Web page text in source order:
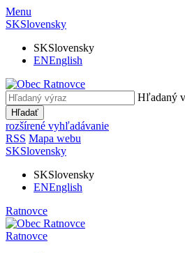
Menu
SKSlovensky
SKSlovensky
ENEnglish
Hľadaný
Hľadať
rozšírené vyhľadávanie
RSS Mapa webu
SKSlovensky
SKSlovensky
ENEnglish
Ratnovce
Ratnovce